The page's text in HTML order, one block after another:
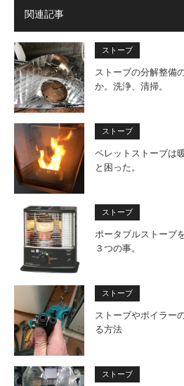
関連記事
ストーブ
ストーブの分解整備
か。洗浄、清掃。
ストーブ
ペレットストーブは
と困った。
ストーブ
ポータブルストーブ
３つの事。
ストーブ
ストーブやボイラー
る方法
ストーブ